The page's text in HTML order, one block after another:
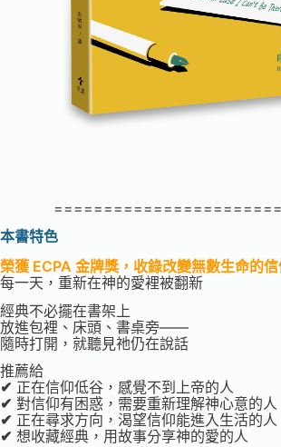
本書特色
榮獲 ECPA 金牌獎，收錄改變無數生命的
每一天，重新在神的愛裡被翻新
經典不必擺在書架上
放進包裡、床頭、書桌旁——
隨時打開，就聽見祂仍在說話
推薦給
✔ 正在信仰低谷，感覺不到上帝的人
✔ 對信仰有困惑，需要重新理解神心意的人
✔ 正在尋求方向，渴望信仰能進入生活的人
✔ 想收藏經典，用故事分享神的愛的人